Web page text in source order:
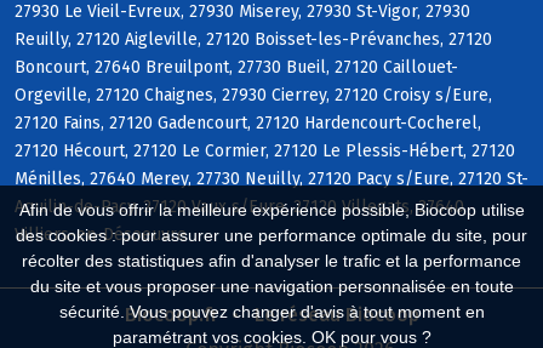
Afin de vous offrir la meilleure expérience possible, Biocoop utilise
des cookies : pour assurer une performance optimale du site, pour
récolter des statistiques afin d'analyser le trafic et la performance
du site et vous proposer une navigation personnalisée en toute
sécurité. Vous pouvez changer d'avis à tout moment en
paramétrant vos cookies. OK pour vous ?
27930 Le Vieil-Evreux, 27930 Miserey, 27930 St-Vigor, 27930
Reuilly, 27120 Aigleville, 27120 Boisset-les-Prévanches, 27120
Boncourt, 27640 Breuilpont, 27730 Bueil, 27120 Caillouet-
Orgeville, 27120 Chaignes, 27930 Cierrey, 27120 Croisy s/Eure,
27120 Fains, 27120 Gadencourt, 27120 Hardencourt-Cocherel,
27120 Hécourt, 27120 Le Cormier, 27120 Le Plessis-Hébert, 27120
Ménilles, 27640 Merey, 27730 Neuilly, 27120 Pacy s/Eure, 27120 St-
Aquilin-de-Pacy, 27120 Vaux s/Eure, 27120 Villegats, 27640
Villiers-en-Désoeuvre
Biocoop.fr
Le réseau Biocoop